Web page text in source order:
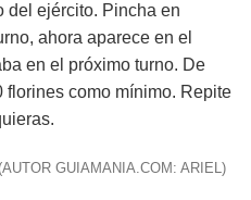
del ejército. Pincha en
ahora aparece en el
en el próximo turno. De
florines como mínimo. Repite
GUIAMANIA.COM: ARIEL)